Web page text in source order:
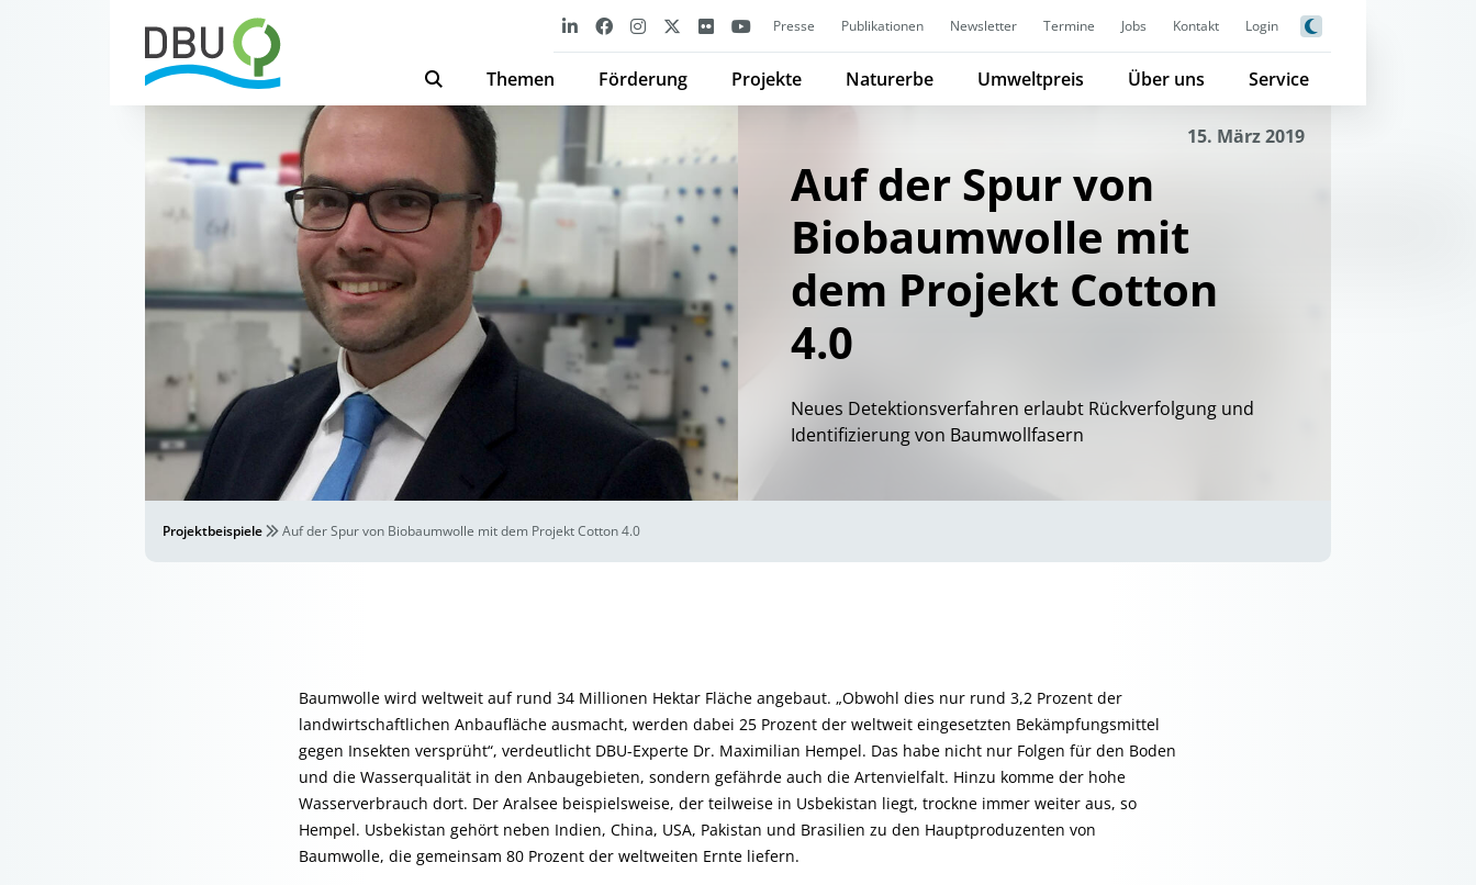
Presse Publikationen Newsletter Termine Jobs Kontakt Login
Themen Förderung Projekte Naturerbe Umweltpreis Über uns Service
15. März 2019
Auf der Spur von
Biobaumwolle mit
dem Projekt Cotton
4.0
Neues Detektionsverfahren erlaubt Rückverfolgung und
Identifizierung von Baumwollfasern
Projektbeispiele Auf der Spur von Biobaumwolle mit dem Projekt Cotton 4.0
Baumwolle wird weltweit auf rund 34 Millionen Hektar Fläche angebaut. „Obwohl dies nur rund 3,2 Prozent der
landwirtschaftlichen Anbaufläche ausmacht, werden dabei 25 Prozent der weltweit eingesetzten Bekämpfungsmittel
gegen Insekten versprüht“, verdeutlicht DBU-Experte Dr. Maximilian Hempel. Das habe nicht nur Folgen für den Boden
und die Wasserqualität in den Anbaugebieten, sondern gefährde auch die Artenvielfalt. Hinzu komme der hohe
Wasserverbrauch dort. Der Aralsee beispielsweise, der teilweise in Usbekistan liegt, trockne immer weiter aus, so
Hempel. Usbekistan gehört neben Indien, China, USA, Pakistan und Brasilien zu den Hauptproduzenten von
Baumwolle, die gemeinsam 80 Prozent der weltweiten Ernte liefern.